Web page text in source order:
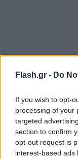
Flash.gr - Do
If you wish to opt-
processing of your
targeted
section to confirm
opt-out request is
interest-based ads
Ξεκίνησαν οι
Πρασίνων